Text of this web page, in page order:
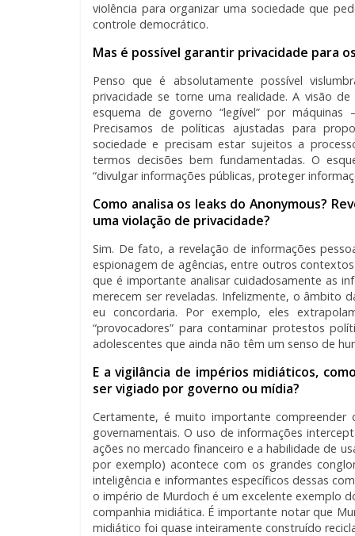
violência para organizar uma sociedade que
controle democrático.
Mas é possível garantir privacidade para
Penso que é absolutamente possível
privacidade se torne uma realidade. A visão
esquema de governo “legível” por
Precisamos de políticas ajustadas para
sociedade e precisam estar sujeitos a
termos decisões bem fundamentadas. O
“divulgar informações públicas, proteger
Como analisa os leaks do Anonymous?
uma violação de privacidade?
Sim. De fato, a revelação de informações
espionagem de agências, entre outros
que é importante analisar cuidadosamente as
merecem ser reveladas. Infelizmente, o âmbito
eu concordaria. Por exemplo, eles
“provocadores” para contaminar protestos
adolescentes que ainda não têm um senso de
E a vigilância de impérios midiáticos,
ser vigiado por governo ou mídia?
Certamente, é muito importante compreender
governamentais. O uso de informações
ações no mercado financeiro e a habilidade de
por exemplo) acontece com os grandes
inteligência e informantes específicos dessas
o império de Murdoch é um excelente exemplo
companhia midiática. É importante notar que
midiático foi quase inteiramente construído